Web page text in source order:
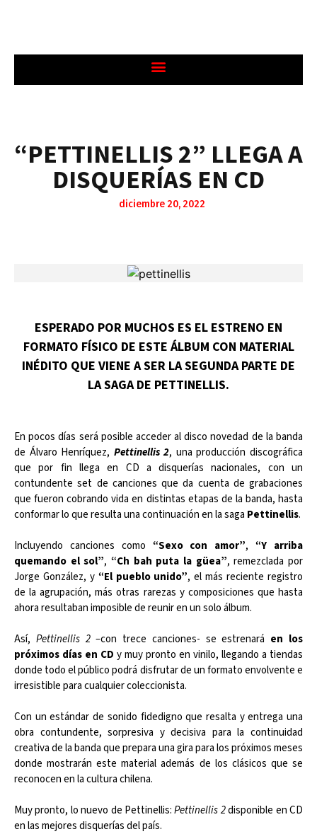
“PETTINELLIS 2” LLEGA A
DISQUERÍAS EN CD
diciembre 20, 2022
ESPERADO POR MUCHOS ES EL ESTRENO EN
FORMATO FÍSICO DE ESTE ÁLBUM CON MATERIAL
INÉDITO QUE VIENE A SER LA SEGUNDA PARTE DE
LA SAGA DE PETTINELLIS.
En pocos días será posible acceder al disco novedad de la banda
de Álvaro Henríquez, Pettinellis 2, una producción discográfica
que por fin llega en CD a disquerías nacionales, con un
contundente set de canciones que da cuenta de grabaciones
que fueron cobrando vida en distintas etapas de la banda, hasta
conformar lo que resulta una continuación en la saga Pettinellis.
Incluyendo canciones como “Sexo con amor”,“Y arriba
quemando el sol”,“Ch bah puta la güea”, remezclada por
Jorge González, y “El pueblo unido”, el más reciente registro
de la agrupación, más otras rarezas y composiciones que hasta
ahora resultaban imposible de reunir en un solo álbum.
Así, Pettinellis 2 –con trece canciones- se estrenará en los
próximos días en CD y muy pronto en vinilo, llegando a tiendas
donde todo el público podrá disfrutar de un formato envolvente e
irresistible para cualquier coleccionista.
Con un estándar de sonido fidedigno que resalta y entrega una
obra contundente, sorpresiva y decisiva para la continuidad
creativa de la banda que prepara una gira para los próximos meses
donde mostrarán este material además de los clásicos que se
reconocen en la cultura chilena.
Muy pronto, lo nuevo de Pettinellis:Pettinellis 2disponible en CD
en las mejores disquerías del país.